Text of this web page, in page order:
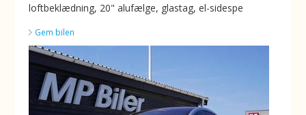
loftbeklædning, 20" alufælge, glastag, el-sidespe
Gem bilen